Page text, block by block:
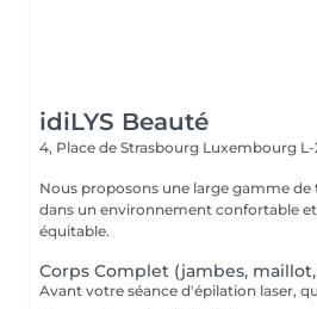
idiLYS Beauté
4, Place de Strasbourg Luxembourg L-
Nous proposons une large gamme
dans un environnement confortable
équitable.
Corps Complet (jambes, maillot,